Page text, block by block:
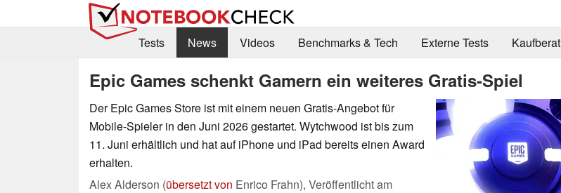
Tests
News Videos Benchmarks & Tech Externe Tests
Epic Games schenkt Gamern ein weiteres Gratis-Spiel
Der Epic Games Store ist mit einem neuen Gratis-Angebot für
Mobile-Spieler in den Juni 2026 gestartet. Wytchwood ist bis zum
11. Juni erhältlich und hat auf iPhone und iPad bereits einen Award
erhalten.
Alex Alderson (übersetzt von Enrico Frahn), Veröffentlicht am